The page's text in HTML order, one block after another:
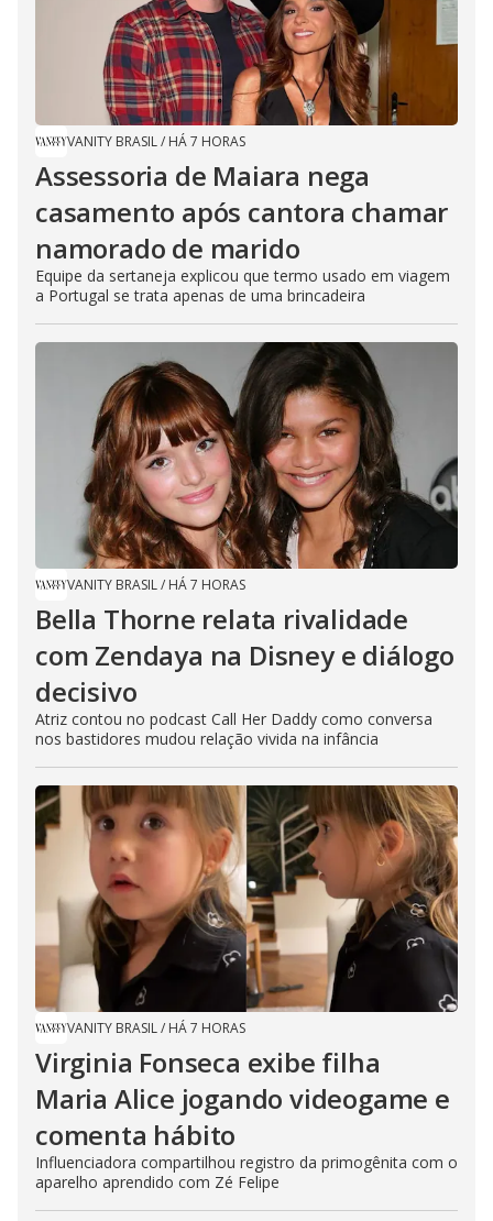
VANITY BRASIL/ HÁ 7 HORAS
Assessoria de Maiara nega
casamento após cantora chamar
namorado de marido
Equipe da sertaneja explicou que termo usado em viagem
a Portugal se trata apenas de uma brincadeira
VANITY BRASIL/ HÁ 7 HORAS
Bella Thorne relata rivalidade
com Zendaya na Disney e diálogo
decisivo
Atriz contou no podcast Call Her Daddy como conversa
nos bastidores mudou relação vivida na infância
VANITY BRASIL/ HÁ 7 HORAS
Virginia Fonseca exibe filha
Maria Alice jogando videogame e
comenta hábito
Influenciadora compartilhou registro da primogênita com o
aparelho aprendido com Zé Felipe